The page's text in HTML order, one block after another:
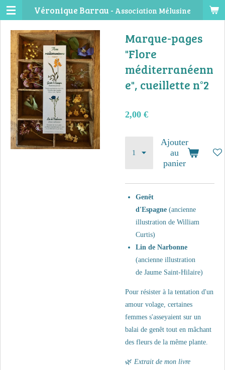
Passer
contenu
principal
Véronique Barrau - Association Mélusine
Marque-pages
"Flore
méditerranéenn
e", cueillette n°2
2,00 €
Ajouter
au
panier
Genêt
d'Espagne (ancienne
illustration de William
Curtis)
Lin de Narbonne
(ancienne illustration
de Jaume Saint-Hilaire)
Pour résister à la tentation d'un
amour volage, certaines
femmes s'asseyaient sur un
balai de genêt tout en mâchant
des fleurs de la même plante.
🌿 Extrait de mon livre